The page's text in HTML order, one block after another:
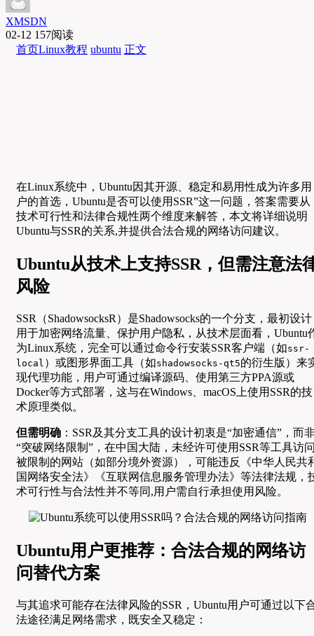
XMSDN
02-12 157阅读
首页Linux教程 ubuntu 正文
在Linux系统中，Ubuntu因其开源、稳定和易用性成为许多用
户的首选，Ubuntu是否可以使用SSR”这一问题，答案需要从
技术可行性和法律合规性两个维度来解答，本文将详细说明
Ubuntu与SSR的关系,并提供合法合规的网络访问建议。
Ubuntu从技术上支持SSR，但需注意法
风险
SSR（ShadowsocksR）是Shadowsocks的一个分支，最初设计
用于加密网络流量、保护用户隐私，从技术层面看，Ubuntu
为Linux系统，完全可以通过命令行安装SSR客户端（如ssr-
local ）或图形界面工具（如shadowsocks-qt5的衍生版）来
现代理功能，用户可通过编译源码、使用第三方PPA源或
Docker等方式部署，这与在Windows、macOS上使用SSR的技
术原理类似。
但需明确 ：SSR及其分支工具的设计初衷是“加密通信”，而
“突破网络限制”，在中国大陆，未经许可使用SSR等工具访
被限制的网站（如部分境外资源），可能违反《中华人民共
国网络安全法》《互联网信息服务管理办法》等法律法规，
术可行性与合法性并不等同,用户需自行承担使用风险。
Ubuntu用户更推荐：合法合规的网络访
问替代方案
与其追求可能存在法律风险的SSR，Ubuntu用户可通过以下
法途径满足网络需求，既安全又稳定：